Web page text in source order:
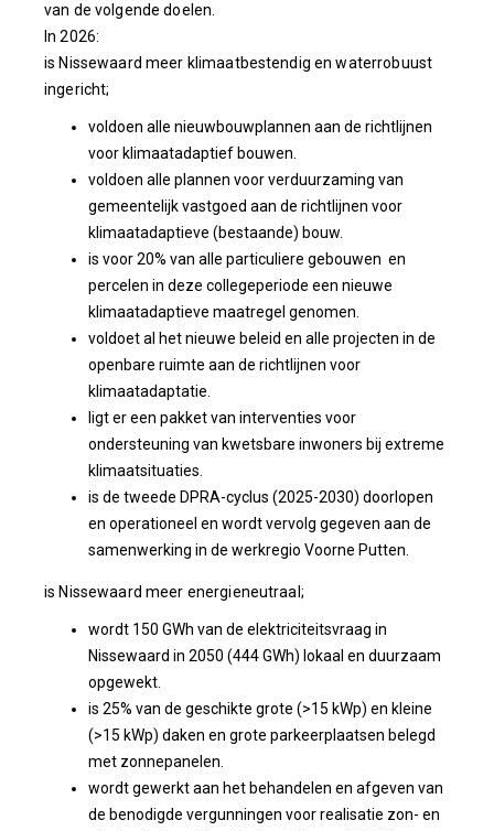
van de volgende doelen.
In 2026:
is Nissewaard meer klimaatbestendig en waterrobuust
ingericht;
voldoen alle nieuwbouwplannen aan de richtlijnen
voor klimaatadaptief bouwen.
voldoen alle plannen voor verduurzaming van
gemeentelijk vastgoed aan de richtlijnen voor
klimaatadaptieve (bestaande) bouw.
is voor 20% van alle particuliere gebouwen en
percelen in deze collegeperiode een nieuwe
klimaatadaptieve maatregel genomen.
voldoet al het nieuwe beleid en alle projecten in de
openbare ruimte aan de richtlijnen voor
klimaatadaptatie.
ligt er een pakket van interventies voor
ondersteuning van kwetsbare inwoners bij extreme
klimaatsituaties.
is de tweede DPRA-cyclus (2025-2030) doorlopen
en operationeel en wordt vervolg gegeven aan de
samenwerking in de werkregio Voorne Putten.
is Nissewaard meer energieneutraal;
wordt 150 GWh van de elektriciteitsvraag in
Nissewaard in 2050 (444 GWh) lokaal en duurzaam
opgewekt.
is 25% van de geschikte grote (>15 kWp) en kleine
(>15 kWp) daken en grote parkeerplaatsen belegd
met zonnepanelen.
wordt gewerkt aan het behandelen en afgeven van
de benodigde vergunningen voor realisatie zon- en